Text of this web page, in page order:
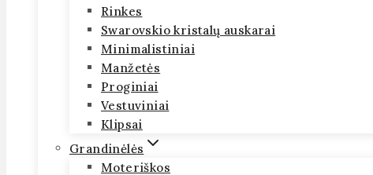
Rinkes
Swarovskio kristalų auskarai
Minimalistiniai
Manžetės
Proginiai
Vestuviniai
Klipsai
Grandinėlės
Moteriškos